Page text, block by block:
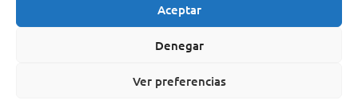
Aceptar
Denegar
Ver preferencias
Artículos